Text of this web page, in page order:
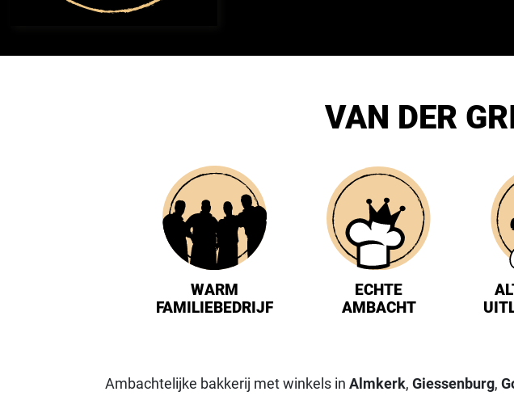
VAN DER
WARM
FAMILIEBEDRIJF
ECHTE
AMBACHT
Ambachtelijke bakkerij met winkels in Almkerk, Giessenburg,